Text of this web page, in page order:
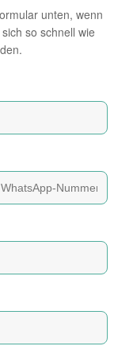
unten, wenn
so schnell wie